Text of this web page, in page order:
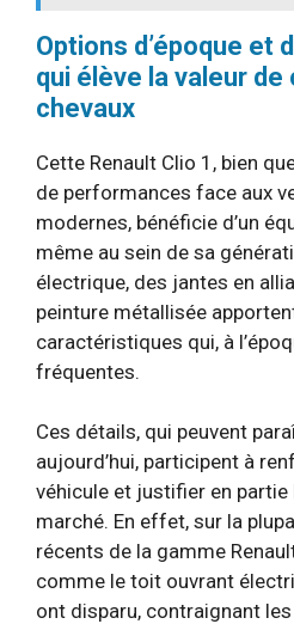
Options d’époque et
qui élève la valeur
chevaux
Cette Renault Clio 1, bien
de performances face aux
modernes, bénéficie d’un
même au sein de sa
électrique, des jantes en
peinture métallisée
caractéristiques qui, à
fréquentes.
Ces détails, qui peuvent
aujourd’hui, participent à
véhicule et justifier en partie
marché. En effet, sur la
récents de la gamme
comme le toit ouvrant
ont disparu, contraignant